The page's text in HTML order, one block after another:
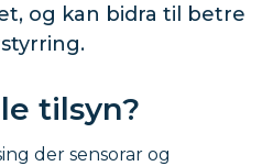
og kan bidra til betre
tilsyn?
der sensorar og